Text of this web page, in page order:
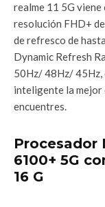
realme 11 5G viene
resolución FHD+
de refresco de
Dynamic Refresh
50Hz/ 48Hz/ 45Hz,
inteligente la mejor
encuentres.
Procesador
6100+ 5G
16 G